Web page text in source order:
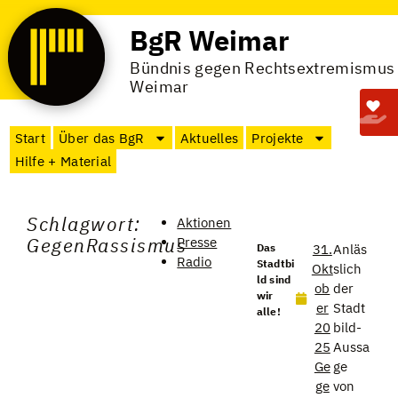
BgR Weimar
Bündnis gegen Rechtsextremismus
Weimar
Start Über das BgR Aktuelles
Projekte
Hilfe + Material
Schlagwort:
GegenRassismus
Aktionen
Presse
Radio
Das
Stadtbi
ld sind
wir
alle!
31.
Okt
ob
er
20
25
Ge
ge
Anläs
slich
der
Stadt
bild-
Aussa
ge
von